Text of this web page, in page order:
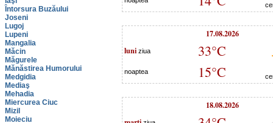
Întorsura Buzăului
Joseni
Lugoj
Lupeni
Mangalia
Măcin
Măgurele
Mănăstirea Humorului
Medgidia
Mediaş
Mehadia
Miercurea Ciuc
Mizil
Moieciu
17.08.2026
luni ziua 33°C
noaptea 15°C
18.08.2026